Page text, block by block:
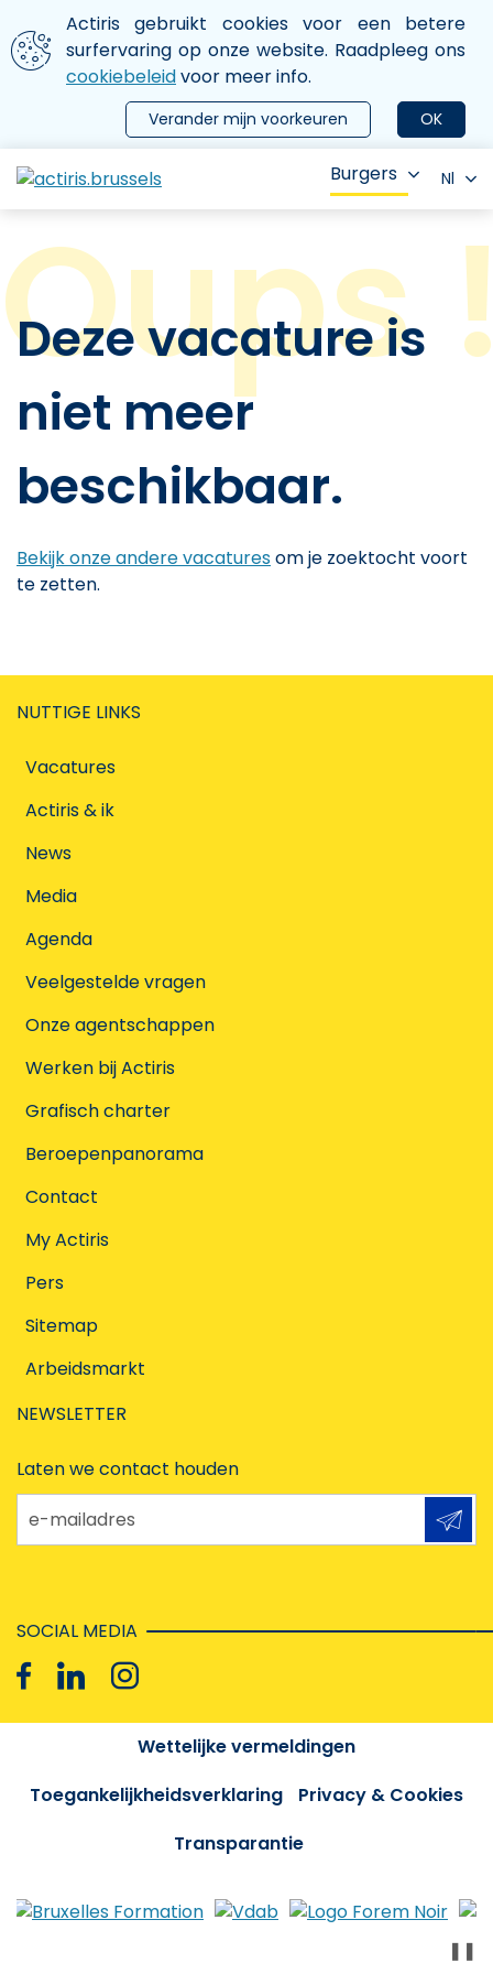
Aller au contenu principal
We gebruiken cookies
Actiris gebruikt cookies voor een betere
surfervaring op onze website. Raadpleeg ons
cookiebeleidvoor meer info.
OK
Verander mijn voorkeuren
le menu
Burgers Nl
Deze vacature is
niet meer
beschikbaar.
Bekijk onze andere vacaturesom je zoektocht voort
te zetten.
NUTTIGE LINKS
Vacatures
Actiris & ik
News
Media
Agenda
Veelgestelde vragen
Onze agentschappen
Werken bij Actiris
Grafisch charter
Beroepenpanorama
Contact
My Actiris
Pers
Sitemap
Arbeidsmarkt
NEWSLETTER
Laten we contact houden
e-mailadres
SOCIAL MEDIA
Wettelijke vermeldingen
Toegankelijkheidsverklaring
Privacy & Cookies
Transparantie
❚❚